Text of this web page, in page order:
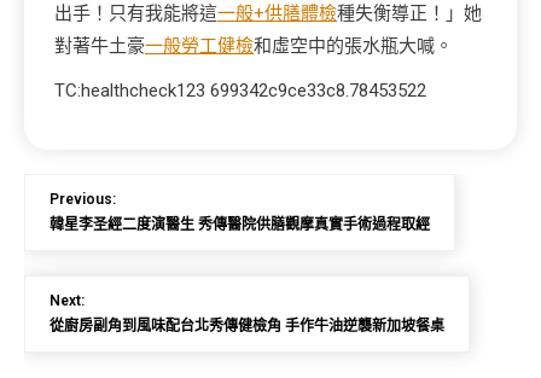
出手！只有我能將這一般+供膳體檢種失衡導正！」她
對著牛土豪一般勞工健檢和虛空中的張水瓶大喊。
TC:healthcheck123 699342c9ce33c8.78453522
Previous:
韓星李圣經二度演醫生 秀傳醫院供膳觀摩真實手術過程取經
Next:
從廚房副角到風味配台北秀傳健檢角 手作牛油逆襲新加坡餐桌